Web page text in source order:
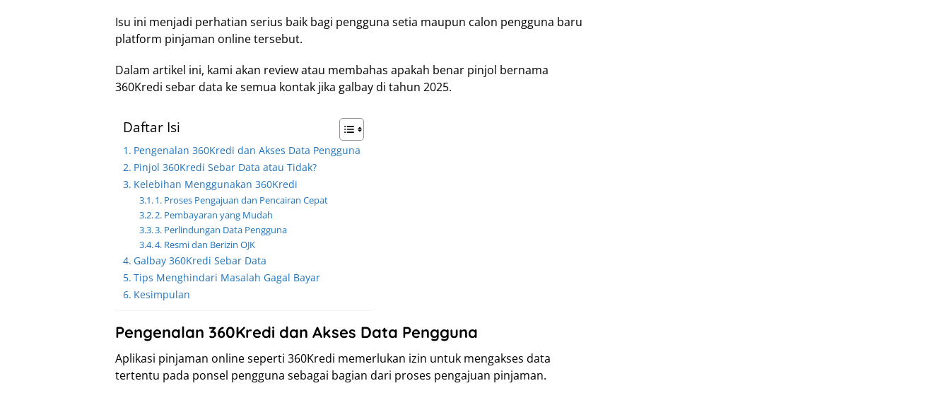
Isu ini menjadi perhatian serius baik bagi pengguna setia maupun calon pengguna baru
platform pinjaman online tersebut.
Dalam artikel ini, kami akan review atau membahas apakah benar pinjol bernama
360Kredi sebar data ke semua kontak jika galbay di tahun 2025.
Daftar Isi
Pengenalan 360Kredi dan Akses Data Pengguna
Pinjol 360Kredi Sebar Data atau Tidak?
Kelebihan Menggunakan 360Kredi
1. Proses Pengajuan dan Pencairan Cepat
2. Pembayaran yang Mudah
3. Perlindungan Data Pengguna
4. Resmi dan Berizin OJK
Galbay 360Kredi Sebar Data
Tips Menghindari Masalah Gagal Bayar
Kesimpulan
Pengenalan 360Kredi dan Akses Data Pengguna
Aplikasi pinjaman online seperti 360Kredi memerlukan izin untuk mengakses data
tertentu pada ponsel pengguna sebagai bagian dari proses pengajuan pinjaman.